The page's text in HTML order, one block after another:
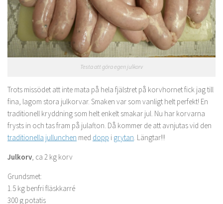
Testa att göra egen julkorv
Trots missödet att inte mata på hela fjälstret på korvhornet fick jag till
fina, lagom stora julkorvar. Smaken var som vanligt helt perfekt! En
traditionell kryddning som helt enkelt smakar jul. Nu har korvarna
frysts in och tas fram på julafton. Då kommer de att avnjutas vid den
traditionella jullunchen med dopp i grytan. Längtar!!!
Julkorv, ca 2 kg korv
Grundsmet:
1.5 kg benfri fläskkarré
300 g potatis